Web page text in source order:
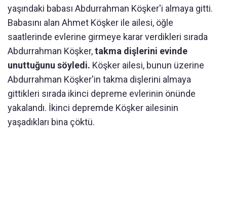
yaşındaki babası Abdurrahman Köşker'i almaya gitti.
Babasını alan Ahmet Köşker ile ailesi, öğle
saatlerinde evlerine girmeye karar verdikleri sırada
Abdurrahman Köşker,takma dişlerini evinde
unuttuğunu söyledi. Köşker ailesi, bunun üzerine
Abdurrahman Köşker'in takma dişlerini almaya
gittikleri sırada ikinci depreme evlerinin önünde
yakalandı. İkinci depremde Köşker ailesinin
yaşadıkları bina çöktü.